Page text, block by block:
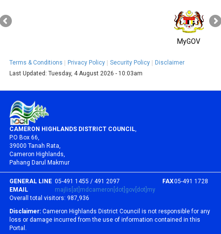
MyGOV
Terms & Conditions Privacy Policy Security Policy
Disclaimer
Last Updated:Tuesday, 4 August 2026 - 10:03am
CAMERON HIGHLANDS DISTRICT COUNCIL,
P.O Box 66,
39000 Tanah Rata,
Cameron Highlands,
Pahang Darul Makmur
GENERAL LINE 05-491 1455 / 491 2097 FAX05-491 1728
EMAIL
majlis[at]mdcameron[dot]gov[dot]my
Overall total visitors: 987,936
Disclaimer: Cameron Highlands District Council is not responsible for any
loss or damage incurred from the use of information contained in this
Portal.